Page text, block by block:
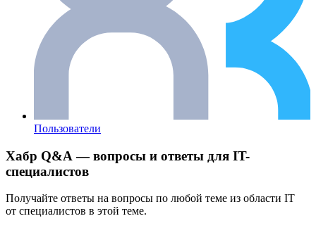
Пользователи
Хабр Q&A — вопросы и ответы для IT-
специалистов
Получайте ответы на вопросы по любой теме из области IT
от специалистов в этой теме.